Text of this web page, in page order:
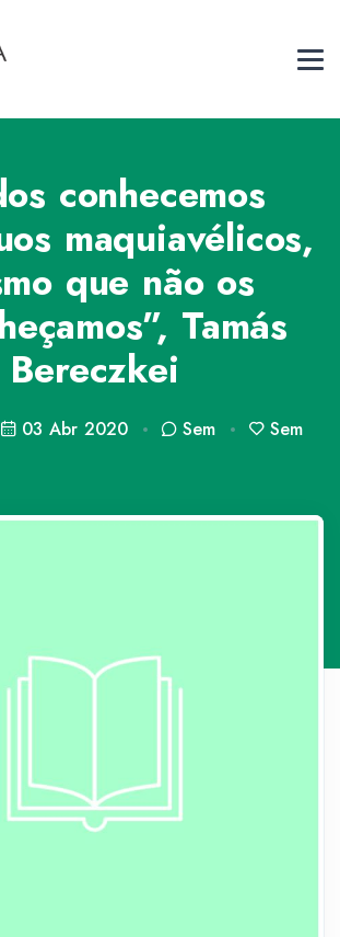
conhecemos
maquiavélicos,
que não os
Tamás
Bereczkei
03 Abr 2020 Sem Sem